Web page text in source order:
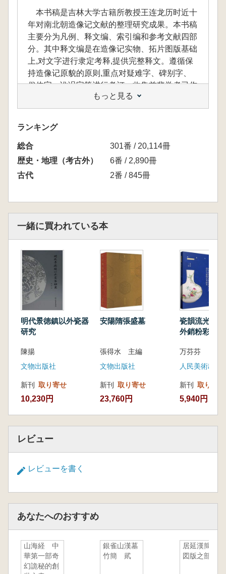
本书稿是吉林大学古籍所教授王连龙历时近十
年对南北朝造像记文献的整理研究成果。本书稿
主要分为凡例、释文编、索引编和参考文献四部
分。其中释文编是在造像记实物、拓片图版基础
上,对文字进行隶定考释,提供完整释文。遵循保
持造像记原貌的原则,重点对疑难字、碑别字、
俗体字、讹误字等进行考订。收集前辈学者已作
相关文字考释,并以注释形式展现众说,为读者提
供参考。索引编提供了人名、地名、官名索引,
及配套的造像记名的拼音及笔画索引,为学术界
提供科学规范、条目清晰、方便实用的搜索工
具,最大限度地提高南北朝造像记文献的使用率
和信息化。
究した成果です。内容は凡例、釈文編、索引
編、参考文献の4つの部分に分かれています。
に、文字の隷定や考釈を行い、完全な釈文を提
供しています。造像記の原貌を保つことを基本
方針とし、難読文字、碑特有の文字、俗字、誤
字などを重点的に訂正しました。また、先行研
究者による文字考釈を収集し、注釈の形式で各
説を提示して読者の参考としています。
索引編には、人名、地名、官名の索引が収録
されており、さらに造像記の名称の拼音(ピン
イン)や画数索引も含まれています。これによ
り、学術界に科学的かつ規範的で、項目が明確
文献の利用率と情報化を最大限に向上させるこ
とを目指しています。
もっと見る
ランキング
総合
301番 / 20,114冊
歴史・地理（考古外）
6番 / 2,890冊
古代
2番 / 845冊
一緒に買われている本
明代景徳鎮以外瓷器
研究
陳揚
文物出版社
新刊 取り寄せ
10,230円
安陽隋張盛墓
張得水 主編
文物出版社
新刊 取り寄せ
23,760円
瓷韻流光 雍
外銷粉彩瓷
万芬芬
人民美術出版
新刊 取り寄せ
5,940円
レビュー
レビューを書く
あなたへのおすすめ
山海経 中
華第一部奇
幻詭秘的創
銀雀山漢墓
竹簡 貮
居延漢簡
図版之部